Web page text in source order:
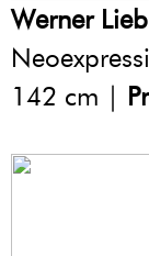
Werner
142 cm |